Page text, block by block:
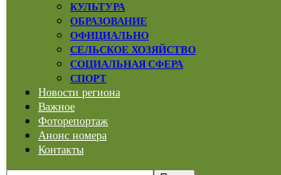
КУЛЬТУРА
ОБРАЗОВАНИЕ
ОФИЦИАЛЬНО
СЕЛЬСКОЕ ХОЗЯЙСТВО
СОЦИАЛЬНАЯ СФЕРА
СПОРТ
Новости региона
Важное
Фоторепортаж
Анонс номера
Контакты